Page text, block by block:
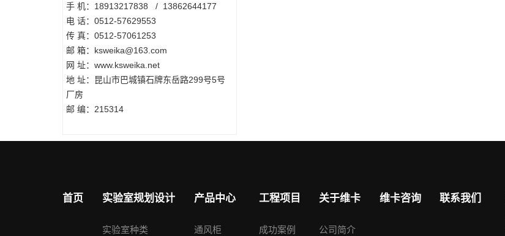
手 机：18913217838 / 13862644177
电 话：0512-57629553
传 真：0512-57061253
邮 箱：ksweika@163.com
网 址：www.ksweika.net
地 址：昆山市巴城镇石牌东岳路299号5号
厂房
邮 编：215314
首页 实验室规划设计
实验室种类
产品中心
通风柜
工程项目
成功案例
关于维卡
公司简介
维卡咨询 联系我们